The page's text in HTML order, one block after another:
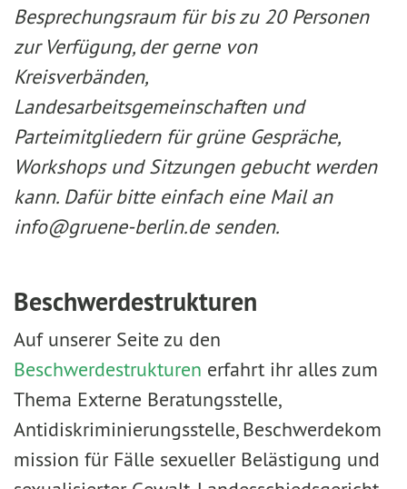
Besprechungsraum für bis zu 20 Personen
zur Verfügung, der gerne von
Kreisverbänden,
Landesarbeitsgemeinschaften und
Parteimitgliedern für grüne Gespräche,
Workshops und Sitzungen gebucht werden
kann. Dafür bitte einfach eine Mail an
info@gruene-berlin.de senden.
Beschwerdestrukturen
Auf unserer Seite zu den
Beschwerdestrukturen erfahrt ihr alles zum
Thema Externe Beratungsstelle,
Antidiskriminierungsstelle, Beschwerdekom
mission für Fälle sexueller Belästigung und